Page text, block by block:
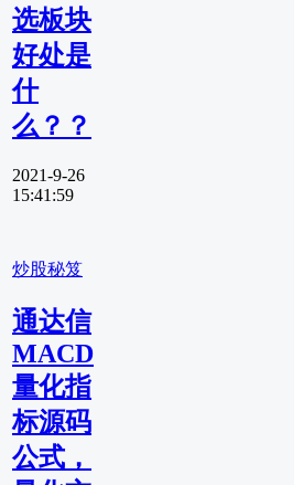
选板块
好处是
什
么？？
2021-9-26
15:41:59
炒股秘笈
通达信
MACD
量化指
标源码
公式，